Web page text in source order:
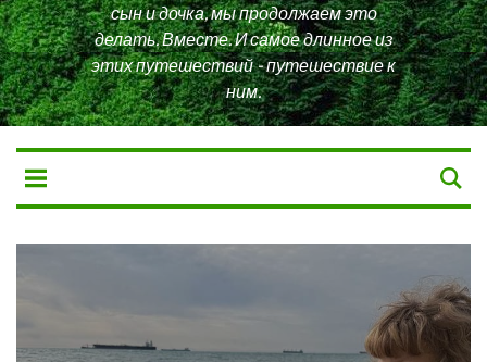
сын и дочка, мы продолжаем это
делать. Вместе. И самое длинное из
этих путешествий - путешествие к
ним.